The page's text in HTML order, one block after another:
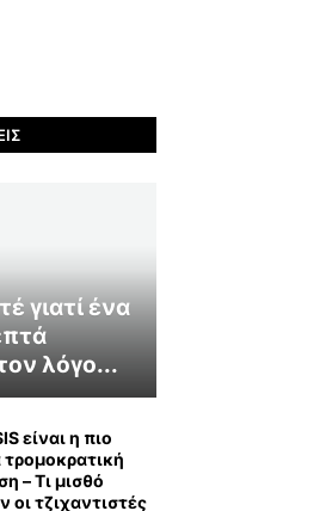
γιατί ένα
λόγο...
είναι η πιο
– Τι μισθό
οι τζιχαντιστές